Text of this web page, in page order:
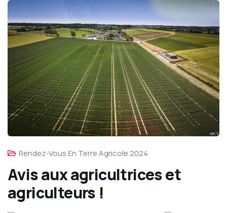
Rendez-Vous En Terre Agricole 2024
Avis aux agricultrices et
agriculteurs !